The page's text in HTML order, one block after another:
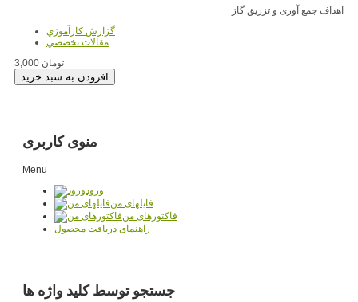
اهداف جمع آوری و تزریق گاز
گزارش کارآموزي
مقالات تخصصي
3,000 تومان
منوی کاربری
Menu
ورود
فایلهای من
فاکتورهای من
راهنمای دریافت محصول
جستجو توسط کلید واژه ها